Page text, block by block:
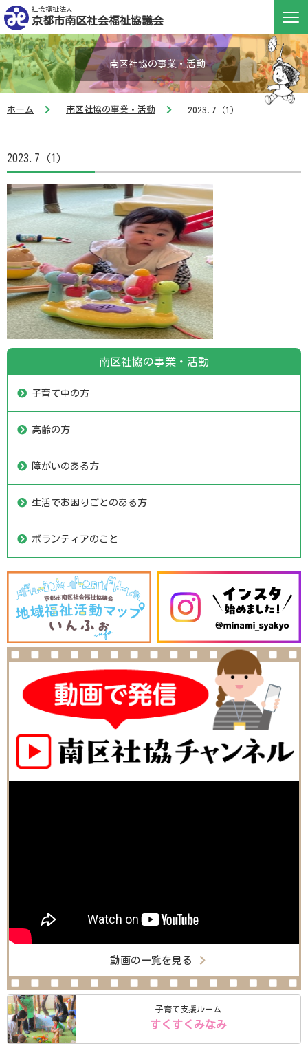
社会福祉法人
京都市南区社会福祉協議会
南区社協の事業・活動
ホーム 南区社協の事業・活動 2023.7（1）
2023.7（1）
南区社協の事業・活動
子育て中の方
高齢の方
障がいのある方
生活でお困りごとのある方
ボランティアのこと
動画の一覧を見る
子育て支援ルーム
すくすくみなみ